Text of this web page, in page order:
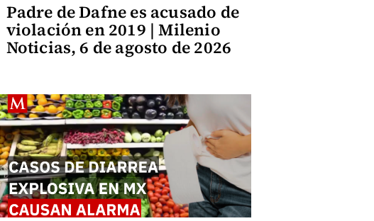
Padre de Dafne es acusado de
violación en 2019 | Milenio
Noticias, 6 de agosto de 2026